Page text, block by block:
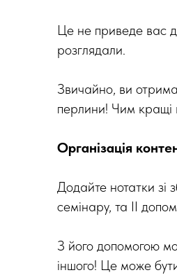
Це не приведе вас
розглядали.
Звичайно, ви
перлини! Чим кращі
Організація
Додайте нотатки зі
семінару, та ІІ
З його допомогою
іншого! Це може